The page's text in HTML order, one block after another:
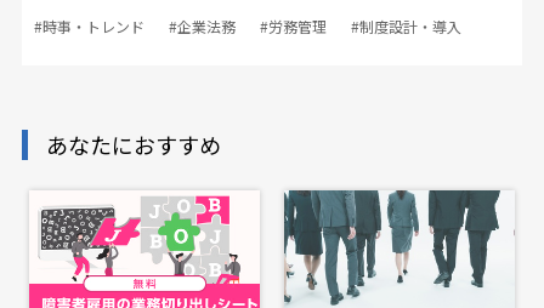
#時事・トレンド #企業法務 #労務管理 #制度設計・導入
あなたにおすすめ